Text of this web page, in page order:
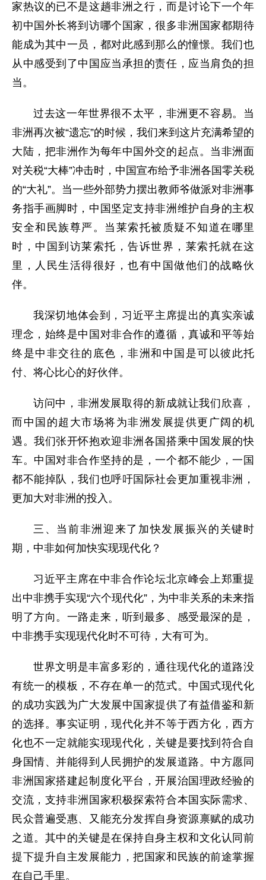
家热议的已不是这趟非洲之行，而是讨论下一个年
初中国外长将到访哪个国家，很多非洲国家都期待
能成为其中一员，都对此感到那么的憧憬。我们也
从中感受到了中国应当承担的责任，应当肩负的担
当。
过去这一年世界很不太平，非洲更不容易。当
非洲再次被“遗忘”的时候，我们来到这片充满希望的
大陆，把非洲作为每年中国外交的起点。当非洲面
对关税“大棒”冲击时，中国宣布给予非洲各国零关税
的“大礼”。当一些外部势力摆出教师爷做派对非洲事
务指手画脚时，中国坚定支持非洲维护自身的主权
安全和民族尊严。当莱索托被质疑不知道在哪里
时，中国到访莱索托，告诉世界，莱索托就在这
里，人民生活得很好，也有中国做他们的战略伙
伴。
我深切地体会到，习近平主席提出的真实亲诚
理念，始终是中国对非合作的遵循，真诚和平等始
终是中非交往的底色，非洲和中国是可以彼此托
付、将心比心的好伙伴。
访问中，非洲发展取得的新成就让我们欣喜，
而中国的超大市场将为非洲发展提供更广阔的机
遇。我们张开怀抱欢迎非洲各国搭乘中国发展的快
车。中国对非合作坚持的是，一个都不能少，一国
都不能掉队，我们也呼吁国际社会更加重视非洲，
更加大对非洲的投入。
三、当前非洲迎来了加快发展振兴的关键时
期，中非如何加快实现现代化？
习近平主席在中非合作论坛北京峰会上郑重提
出中非携手实现“六个现代化”，为中非关系的未来指
明了方向。一路走来，听到最多、感受最深的是，
中非携手实现现代化时不可待，大有可为。
世界文明是丰富多彩的，通往现代化的道路没
有统一的模板，不存在单一的范式。中国式现代化
的成功实践为广大发展中国家提供了有益借鉴和新
的选择。事实证明，现代化并不等于西方化，西方
化也不一定就能实现现代化，关键是要找到符合自
身国情、并能得到人民拥护的发展道路。中方愿同
非洲国家搭建起制度化平台，开展治国理政经验的
交流，支持非洲国家积极探索符合本国实际需求、
民众普遍受惠、又能充分发挥自身资源禀赋的成功
之道。其中的关键是在保持自身主权和文化认同前
提下提升自主发展能力，把国家和民族的前途掌握
在自己手里。